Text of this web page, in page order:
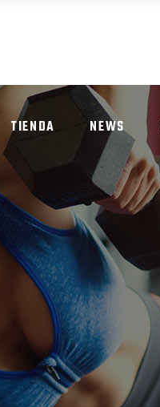
TIENDA NEWS